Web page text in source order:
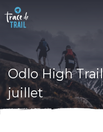
Odlo High Trail
juillet